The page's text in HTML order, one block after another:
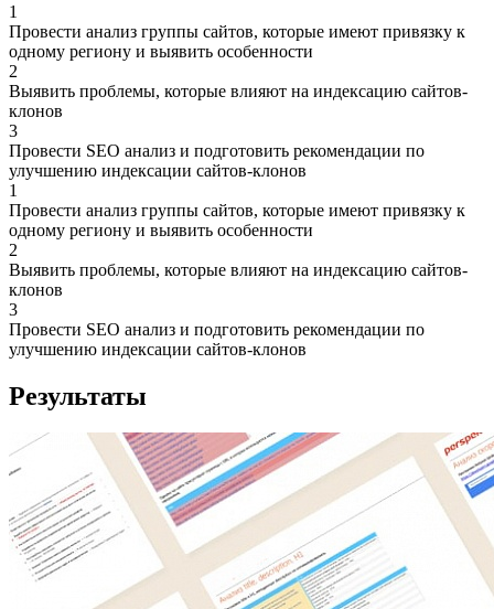
1
Провести анализ группы сайтов, которые имеют привязку к
одному региону и выявить особенности
2
Выявить проблемы, которые влияют на индексацию сайтов-
клонов
3
Провести SEO анализ и подготовить рекомендации по
улучшению индексации сайтов-клонов
1
Провести анализ группы сайтов, которые имеют привязку к
одному региону и выявить особенности
2
Выявить проблемы, которые влияют на индексацию сайтов-
клонов
3
Провести SEO анализ и подготовить рекомендации по
улучшению индексации сайтов-клонов
Результаты